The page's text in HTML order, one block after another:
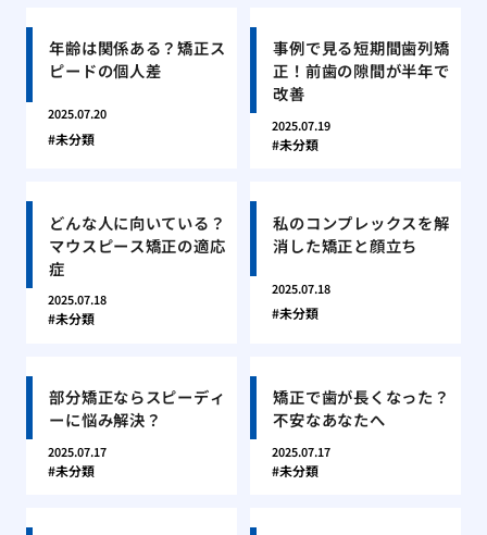
年齢は関係ある？矯正ス
ピードの個人差
2025.07.20
未分類
事例で見る短期間歯列矯
正！前歯の隙間が半年で
改善
2025.07.19
未分類
どんな人に向いている？
マウスピース矯正の適応
症
2025.07.18
未分類
私のコンプレックスを解
消した矯正と顔立ち
2025.07.18
未分類
部分矯正ならスピーディ
ーに悩み解決？
2025.07.17
未分類
矯正で歯が長くなった？
不安なあなたへ
2025.07.17
未分類